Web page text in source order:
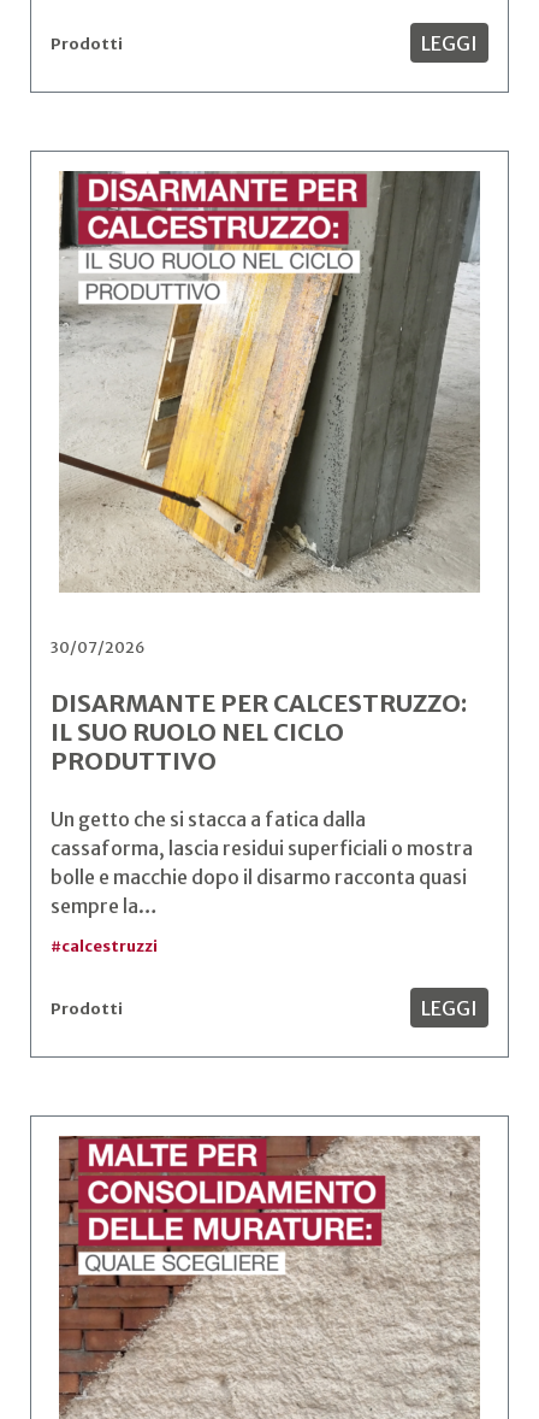
Prodotti LEGGI
30/07/2026
DISARMANTE PER CALCESTRUZZO:
IL SUO RUOLO NEL CICLO
PRODUTTIVO
Un getto che si stacca a fatica dalla
cassaforma, lascia residui superficiali o mostra
bolle e macchie dopo il disarmo racconta quasi
sempre la…
#calcestruzzi
Prodotti LEGGI